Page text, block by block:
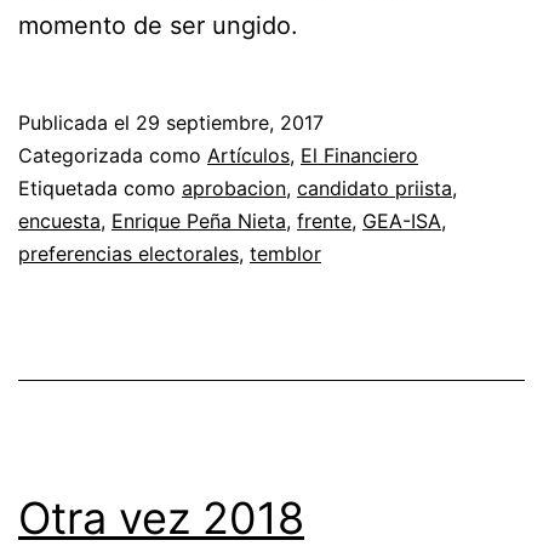
momento de ser ungido.
Publicada el 29 septiembre, 2017
Categorizada como Artículos, El Financiero
Etiquetada como aprobacion, candidato priista,
encuesta, Enrique Peña Nieta, frente, GEA-ISA,
preferencias electorales, temblor
Otra vez 2018